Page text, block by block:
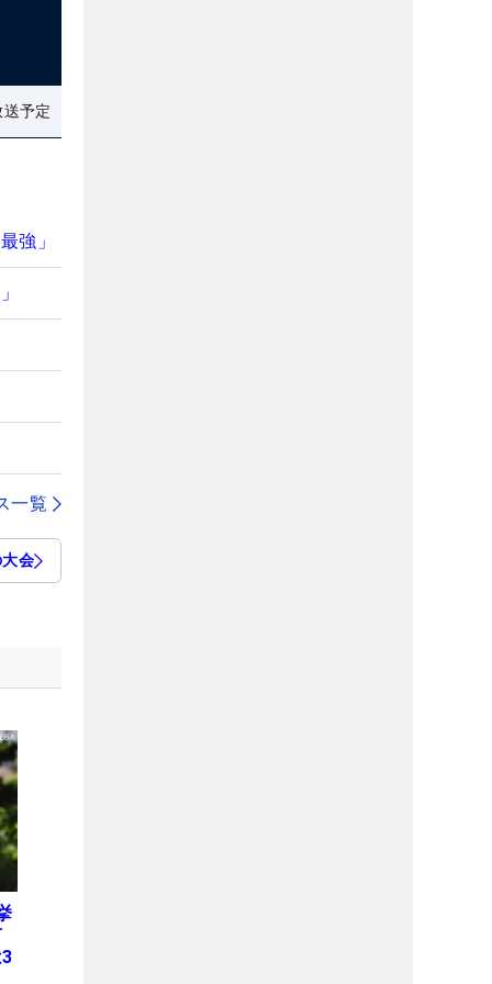
予定
強」
一覧
会